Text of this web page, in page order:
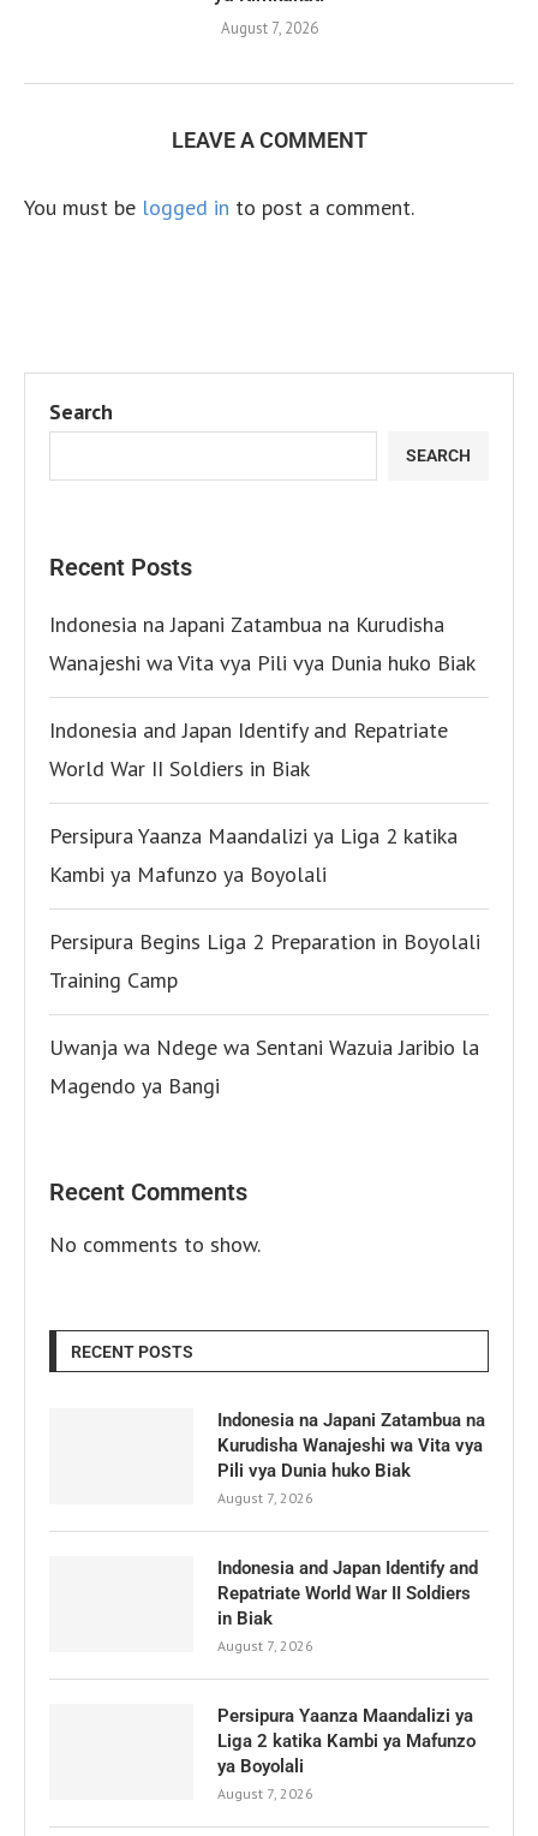
August 7, 2026
LEAVE A COMMENT
You must be logged in to post a comment.
Search
SEARCH
Recent Posts
Indonesia na Japani Zatambua na Kurudisha
Wanajeshi wa Vita vya Pili vya Dunia huko Biak
Indonesia and Japan Identify and Repatriate
World War II Soldiers in Biak
Persipura Yaanza Maandalizi ya Liga 2 katika
Kambi ya Mafunzo ya Boyolali
Persipura Begins Liga 2 Preparation in Boyolali
Training Camp
Uwanja wa Ndege wa Sentani Wazuia Jaribio la
Magendo ya Bangi
Recent Comments
No comments to show.
RECENT POSTS
Indonesia na Japani Zatambua na
Kurudisha Wanajeshi wa Vita vya
Pili vya Dunia huko Biak
August 7, 2026
Indonesia and Japan Identify and
Repatriate World War II Soldiers
in Biak
August 7, 2026
Persipura Yaanza Maandalizi ya
Liga 2 katika Kambi ya Mafunzo
ya Boyolali
August 7, 2026